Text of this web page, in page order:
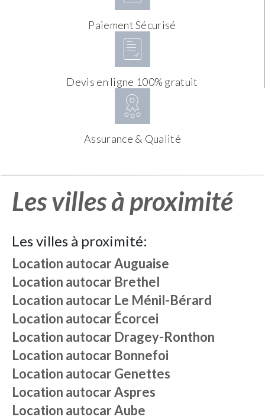
Paiement Sécurisé
Devis en ligne 100% gratuit
Assurance & Qualité
Les villes à proximité
Les villes à proximité:
Location autocarAuguaise
Location autocar Brethel
Location autocar Le Ménil-Bérard
Location autocar Écorcei
Location autocar Dragey-Ronthon
Location autocar Bonnefoi
Location autocarGenettes
Location autocarAspres
Location autocarAube